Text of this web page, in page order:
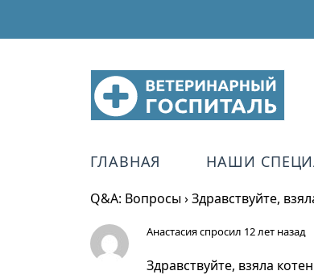
ГЛАВНАЯ НАШИ
Q&A: Вопросы›Здравствуйте,
Анастасияспросил 12 лет назад
Здравствуйте, взяла